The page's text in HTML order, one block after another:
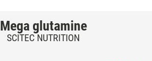
Mega glutamine
SCITEC NUTRITION